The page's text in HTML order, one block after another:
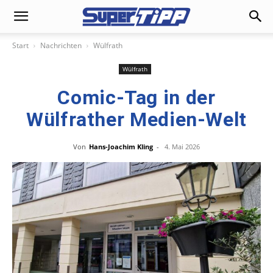
Start Nachrichten Wülfrath
Wülfrath
Comic-Tag in der
Wülfrather Medien-Welt
Von Hans-Joachim Kling - 4. Mai 2026